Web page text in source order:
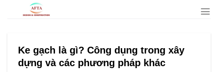
Ke gạch là gì? Công dụng trong xây
dựng và các phương pháp khác